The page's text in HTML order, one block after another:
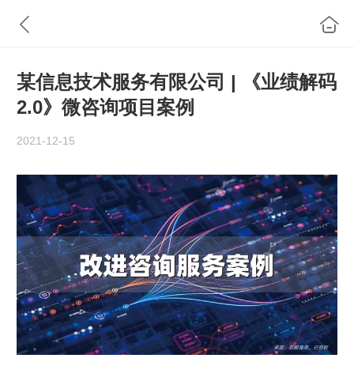
某信息技术服务有限公司 | 《业绩解码
2.0》微咨询项目案例
2021-12-15